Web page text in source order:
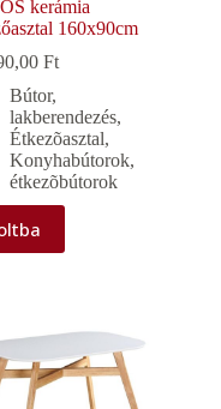
kerámia
160x90cm
Ft
Bútor,
lakberendezés,
Étkezõasztal,
Konyhabútorok,
étkezõbútorok